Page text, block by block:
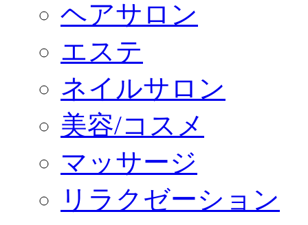
ヘアサロン
エステ
ネイルサロン
美容/コスメ
マッサージ
リラクゼーション